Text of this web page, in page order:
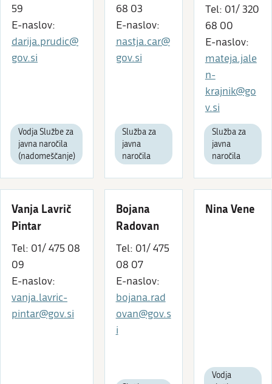
59
E-naslov:
darija.prudic@
gov.si
Vodja Službe za
javna naročila
(nadomeščanje)
68 03
E-naslov:
nastja.car@
gov.si
Služba za
javna
naročila
Tel: 01/ 320
68 00
E-naslov:
mateja.jale
n-
krajnik@go
v.si
Služba za
javna
naročila
Vanja Lavrič
Pintar
Tel: 01/ 475 08
09
E-naslov:
vanja.lavric-
pintar@gov.si
Bojana
Radovan
Tel: 01/ 475
08 07
E-naslov:
bojana.rad
ovan@gov.s
i
Nina Vene
Vodja